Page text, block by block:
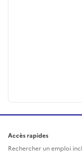
Accès rapides
Rechercher un emploi